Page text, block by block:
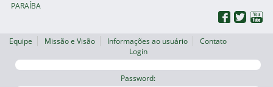
PARAÍBA
Equipe Missão e Visão Informações ao usuário
Contato
Login
Password: